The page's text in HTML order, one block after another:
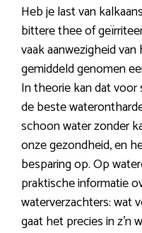
Heb je last van
bittere thee of
vaak aanwezigheid
gemiddeld genomen
In theorie kan dat
de beste
schoon water zonder
onze gezondheid, en
besparing op. Op
praktische informatie
waterverzachters: wat
gaat het precies in z’n